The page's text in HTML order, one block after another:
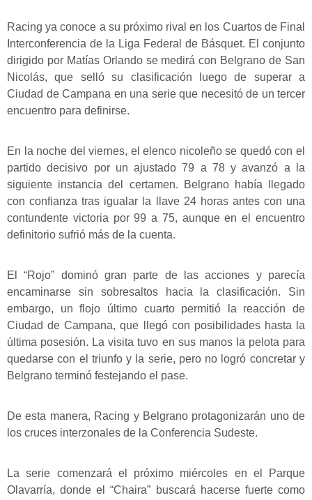
Racing ya conoce a su próximo rival en los Cuartos de Final
Interconferencia de la Liga Federal de Básquet. El conjunto
dirigido por Matías Orlando se medirá con Belgrano de San
Nicolás, que selló su clasificación luego de superar a
Ciudad de Campana en una serie que necesitó de un tercer
encuentro para definirse.
En la noche del viernes, el elenco nicoleño se quedó con el
partido decisivo por un ajustado 79 a 78 y avanzó a la
siguiente instancia del certamen. Belgrano había llegado
con confianza tras igualar la llave 24 horas antes con una
contundente victoria por 99 a 75, aunque en el encuentro
definitorio sufrió más de la cuenta.
El “Rojo” dominó gran parte de las acciones y parecía
encaminarse sin sobresaltos hacia la clasificación. Sin
embargo, un flojo último cuarto permitió la reacción de
Ciudad de Campana, que llegó con posibilidades hasta la
última posesión. La visita tuvo en sus manos la pelota para
quedarse con el triunfo y la serie, pero no logró concretar y
Belgrano terminó festejando el pase.
De esta manera, Racing y Belgrano protagonizarán uno de
los cruces interzonales de la Conferencia Sudeste.
La serie comenzará el próximo miércoles en el Parque
Olavarría, donde el “Chaira” buscará hacerse fuerte como